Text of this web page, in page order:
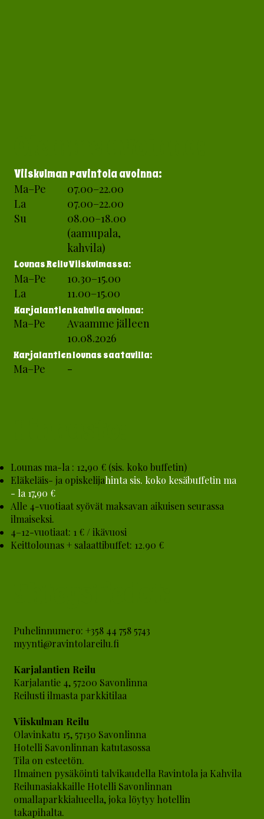
Viiskulman ravintolaavoinna:
Ma–Pe
La
Su
07.00–22.00
07.00–22.00
08.00–18.00
(aamupala,
kahvila)
Lounas Reilu Viiskulmassa:
Ma–Pe
La
10.30–15.00
11.00–15.00
Karjalantien kahvila avoinna:
Ma–Pe
Avaamme jälleen
10.08.2026
Karjalantien lounas saatavilla:
Ma–Pe -
Lounas ma-la : 12,90 € (sis. koko buffetin)
Eläkeläis- ja opiskelijahinta sis. koko kesäbuffetin ma
- la 17,90 €
Alle 4-vuotiaat syövät maksavan aikuisen seurassa
ilmaiseksi.
4–12-vuotiaat: 1 € / ikävuosi
Keittolounas + salaattibuffet: 12.90 €
Puhelinnumero: +358 44 758 5743
myynti@ravintolareilu.fi
Karjalantien Reilu
Karjalantie 4, 57200 Savonlinna
Reilusti ilmasta parkkitilaa
Viiskulman Reilu
Olavinkatu 15, 57130 Savonlinna
Hotelli Savonlinnan katutasossa
Tila on esteetön.
Ilmainen pysäköinti talvikaudella Ravintola ja Kahvila
Reilunasiakkaille Hotelli Savonlinnan
omallaparkkialueella, joka löytyy hotellin
takapihalta.